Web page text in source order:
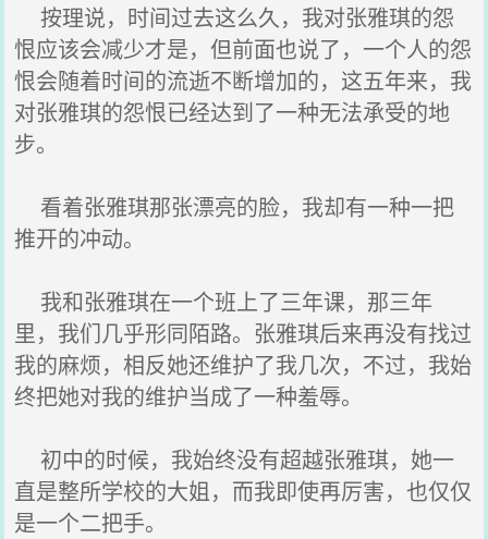
按理说，时间过去这么久，我对张雅琪的怨
恨应该会减少才是，但前面也说了，一个人的怨
恨会随着时间的流逝不断增加的，这五年来，我
对张雅琪的怨恨已经达到了一种无法承受的地
步。
看着张雅琪那张漂亮的脸，我却有一种一把
推开的冲动。
我和张雅琪在一个班上了三年课，那三年
里，我们几乎形同陌路。张雅琪后来再没有找过
我的麻烦，相反她还维护了我几次，不过，我始
终把她对我的维护当成了一种羞辱。
初中的时候，我始终没有超越张雅琪，她一
直是整所学校的大姐，而我即使再厉害，也仅仅
是一个二把手。